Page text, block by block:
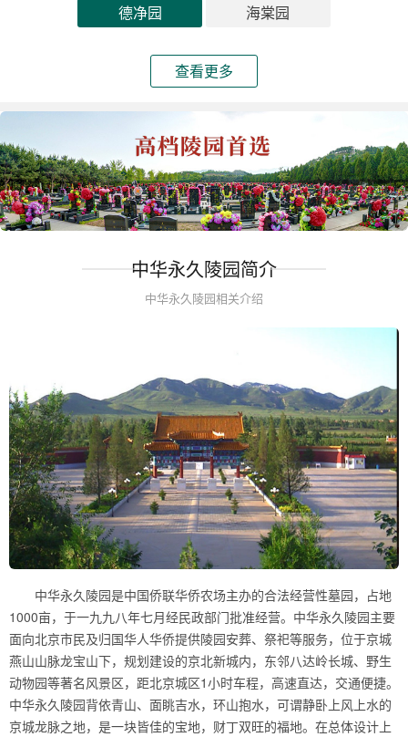
德净园 海棠园
查看更多
中华永久陵园简介
中华永久陵园相关介绍
中华永久陵园是中国侨联华侨农场主办的合法经营性墓园，占地
1000亩，于一九九八年七月经民政部门批准经营。中华永久陵园主要
面向北京市民及归国华人华侨提供陵园安葬、祭祀等服务，位于京城
燕山山脉龙宝山下，规划建设的京北新城内，东邻八达岭长城、野生
动物园等著名风景区，距北京城区1小时车程，高速直达，交通便捷。
中华永久陵园背依青山、面眺吉水，环山抱水，可谓静卧上风上水的
京城龙脉之地，是一块皆佳的宝地，财丁双旺的福地。在总体设计上